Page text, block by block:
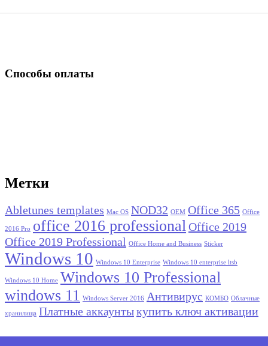
Способы оплаты
Метки
Abletunes templates Mac OS NOD32 OEM Office 365 Office
2016 Pro office 2016 professional Office 2019
Office 2019 Professional Office Home and Business Sticker
Windows 10 Windows 10 Enterprise Windows 10 enterprise ltsb
Windows 10 Home Windows 10 Professional
windows 11
Windows Server 2016 Антивирус КОМБО Облачные
хранилища Платные аккаунтыкупить ключ активации